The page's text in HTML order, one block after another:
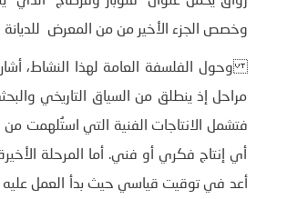
وخصص الجزء الأخير من من المعرض للديانة
مراحل إذ ينطلق من السياق التاريخي
فتشمل الانتاجات الفنية التي استُلهمت من
أي إنتاج فكري أو فني. أما المرحلة